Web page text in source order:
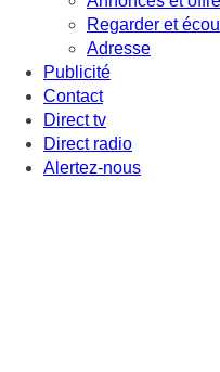
Regarder et
Adresse
Publicité
Contact
Direct tv
Direct radio
Alertez-nous